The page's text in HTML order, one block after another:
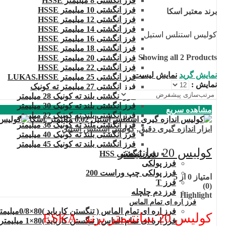
فرز انگشتی 10 میلیمتر HSSE
فرز انگشتی 12 میلیمتر HSSE
فرز انگشتی 14 میلیمتر HSSE
فرز انگشتی 16 میلیمتر HSSE
فرز انگشتی 18 میلیمتر HSSE
فرز انگشتی 20 میلیمتر HSSE
فرز انگشتی 22 میلیمتر HSSE
فرز انگشتی 25 میلیمتر LUKAS.HSSE
فرز انگشتی 27 میلیمتر ته کونیک
فرز انگشتی بلند ته کونیک 28 میلیمتر
فرز انگشتی بلند ته کونیک 30 میلیمتر
فرز انگشتی بلند ته کونیک 32 میلیمتر
فرز انگشتی بلند ته کونیک 36 میلیمتر
فرز انگشتی بلند ته کونیک 40 میلیمتر
فرز انگشتی بلند ته کونیک 45 میلیمتر
فرز انگشتی HSS
فرز پولکی
فرز پولکی چپ وراست 200
فرز T
فرز دم چلچله
فرز اره ای تمام الماس
فرز اره ای تمام الماس ( تنگستن کارباید )80×0/8میلیمتر
فرز اره ای تمام الماس ( تنگستن کارباید )80×1 میلیمتر
برند معتبر اسکا
کولیس استنلس استیل
Showing all 2 Products
نمایش گرید نمایش لیست
نمایش :
مشاهده سریع
ابزار اندازه گیری دقیق,کولیس استنلس استیل
کولیس 20 سانتیمتر
امتیاز 0 از 5
(0)
Highlight
کولیس 20 سانتیمتر برند .ESKA